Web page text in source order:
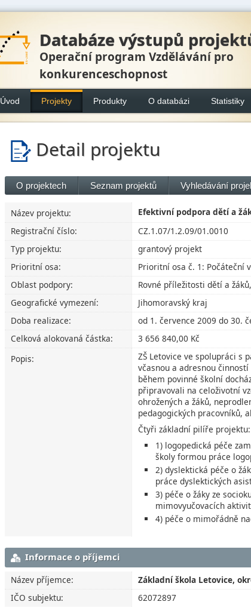
Databáze výstupů
Operační program Vzdělávání pro
konkurenceschopnost
Úvod Projekty Produkty O databázi Statistiky
Detail projektu
O projektech Seznam projektů Vyhledávání
Název projektu:
Efektivní podpora dětí a
Registrační číslo:
CZ.1.07/1.2.09/01.0010
Typ projektu:
grantový projekt
Prioritní osa:
Prioritní osa č. 1: Počáteční
Oblast podpory:
Rovné příležitosti dětí a
Geografické vymezení:
Jihomoravský kraj
Doba realizace:
od 1. července 2009 do 30.
Celková alokovaná částka:
3 656 840,00 Kč
Popis:
ZŠ Letovice ve spolupráci s
včasnou a adresnou
během povinné školní
připravovali na celoživotní
ohrožených a žáků,
pedagogických pracovníků,
Čtyři základní pilíře projektu:
1) logopedická péče
školy formou práce
2) dyslektická péče o
práce dyslektických
3) péče o žáky ze
mimovyučovacích aktivit
4) péče o mimořádně
Informace o příjemci
Název příjemce:
Základní škola Letovice,
IČO subjektu:
62072897